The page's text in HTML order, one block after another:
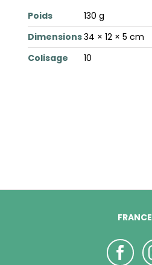
Poids
130 g
Dimensions34 × 12 × 5 cm
Colisage
10
FRANCE